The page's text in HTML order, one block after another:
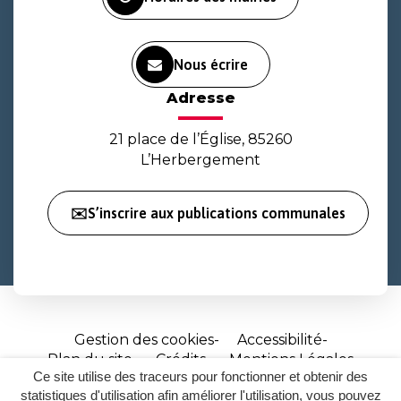
Ce site utilise des traceurs pour fonctionner et obtenir des
statistiques d'utilisation afin améliorer l'utilisation, vous pouvez
Nous écrire
Adresse
21 place de l’Église, 85260
L’Herbergement
✉️S’inscrire aux publications communales
Gestion des cookies
Accessibilité
Plan du site
Crédits
Mentions Légales
Site